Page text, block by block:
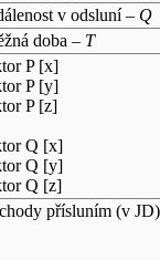
v odsluní – Q
doba – T
P [x]
P [y]
P [z]
Q [x]
Q [y]
Q [z]
přísluním (v JD)